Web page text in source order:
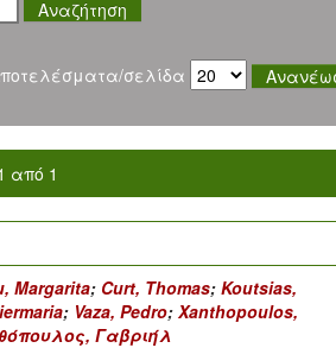
σελίδα
από 1
Margarita; Curt, Thomas; Koutsias,
; Vaza, Pedro; Xanthopoulos,
Γαβριήλ